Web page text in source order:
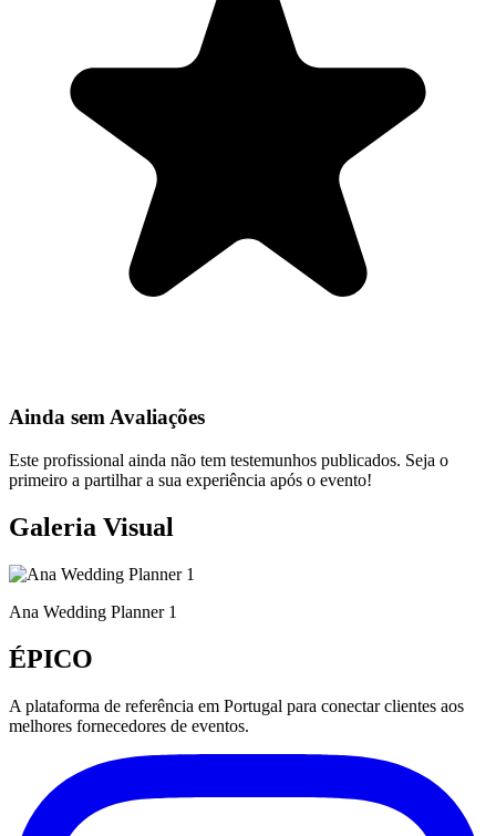
Ainda sem Avaliações
Este profissional ainda não tem testemunhos publicados. Seja o
primeiro a partilhar a sua experiência após o evento!
Galeria Visual
Ana Wedding Planner 1
ÉPICO
A plataforma de referência em Portugal para conectar clientes aos
melhores fornecedores de eventos.